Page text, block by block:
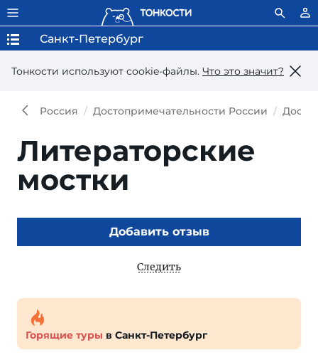
Тонкости используют сookie-файлы. Что это значит?
Санкт-Петербург
Россия Достопримечательности России
Литераторские
мостки
Добавить отзыв
Следить
Горящие туры в Санкт-Петербург